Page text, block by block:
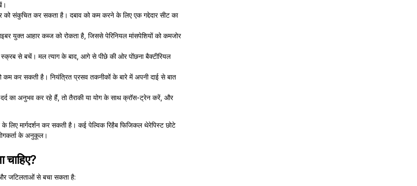
को संकुचित कर सकता है। दबाव को कम करने के लिए एक गद्देदार सीट का
युक्त आहार कब्ज को रोकता है, जिससे पेरिनियल मांसपेशियों को कमजोर
से बचें। मल त्याग के बाद, आगे से पीछे की ओर पोंछना बैक्टीरियल
कम कर सकती है। नियंत्रित प्रसव तकनीकों के बारे में अपनी दाई से बात
का अनुभव कर रहे हैं, तो तैराकी या योग के साथ क्रॉस-ट्रेन करें, और
लिए मार्गदर्शन कर सकती है। कई पेल्विक रिहैब फिजिकल थेरेपिस्ट छोटे
के अनुकूल।
और जटिलताओं से बचा सकता है: